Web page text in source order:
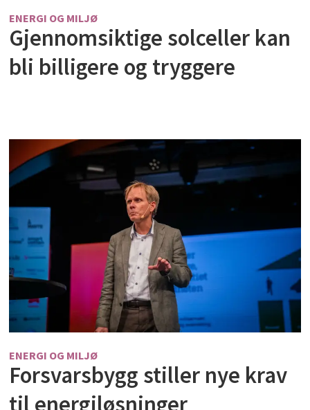
ENERGI OG MILJØ
Gjennomsiktige solceller kan
bli billigere og tryggere
ENERGI OG MILJØ
Forsvarsbygg stiller nye krav